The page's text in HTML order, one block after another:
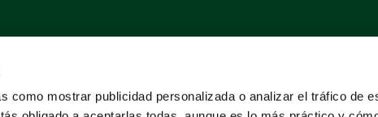
como mostrar publicidad personalizada o analizar el tráfico de